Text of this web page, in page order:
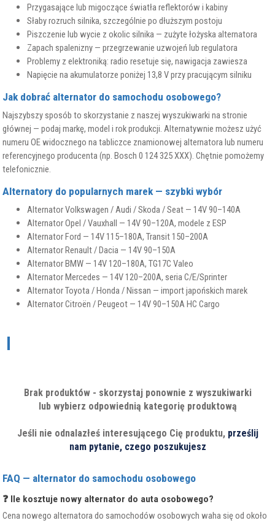
Przygasające lub migoczące światła reflektorów i kabiny
Słaby rozruch silnika, szczególnie po dłuższym postoju
Piszczenie lub wycie z okolic silnika — zużyte łożyska alternatora
Zapach spalenizny — przegrzewanie uzwojeń lub regulatora
Problemy z elektroniką: radio resetuje się, nawigacja zawiesza
Napięcie na akumulatorze poniżej 13,8 V przy pracującym silniku
Jak dobrać alternator do samochodu osobowego?
Najszybszy sposób to skorzystanie z naszej wyszukiwarki na stronie
głównej — podaj markę, model i rok produkcji. Alternatywnie możesz użyć
numeru OE widocznego na tabliczce znamionowej alternatora lub numeru
referencyjnego producenta (np. Bosch 0 124 325 XXX). Chętnie pomożemy
telefonicznie.
Alternatory do popularnych marek — szybki wybór
Alternator Volkswagen / Audi / Skoda / Seat — 14V 90–140A
Alternator Opel / Vauxhall — 14V 90–120A, modele z ESP
Alternator Ford — 14V 115–180A, Transit 150–200A
Alternator Renault / Dacia — 14V 90–150A
Alternator BMW — 14V 120–180A, TG17C Valeo
Alternator Mercedes — 14V 120–200A, seria C/E/Sprinter
Alternator Toyota / Honda / Nissan — import japońskich marek
Alternator Citroën / Peugeot — 14V 90–150A HC Cargo
Brak produktów - skorzystaj ponownie z wyszukiwarki
lub wybierz odpowiednią kategorię produktową
Jeśli nie odnalazłeś interesującego Cię produktu, prześlij
nam pytanie, czego poszukujesz
FAQ — alternator do samochodu osobowego
❓ Ile kosztuje nowy alternator do auta osobowego?
Cena nowego alternatora do samochodów osobowych waha się od około